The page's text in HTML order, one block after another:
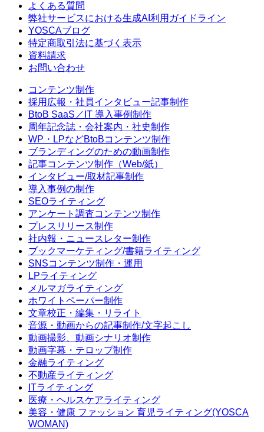
よくある質問
弊社サービスにおける生成AI利用ガイドライン
YOSCAブログ
特定商取引法に基づく表示
資料請求
お問い合わせ
コンテンツ制作
採用広報・社員インタビュー記事制作
BtoB SaaS／IT 導入事例制作
周年記念誌・会社案内・社史制作
WP・LPなどBtoBコンテンツ制作
ブランディングのための動画制作
記事コンテンツ制作（Web/紙）
インタビュー/取材記事制作
導入事例の制作
SEOライティング
アンケート調査コンテンツ制作
プレスリリース制作
社内報・ニュースレター制作
ブックマーケティング/書籍ライティング
SNSコンテンツ制作・運用
LPライティング
メルマガライティング
ホワイトペーパー制作
文章校正・編集・リライト
音源・動画からの記事制作/文字起こし
動画撮影、動画シナリオ制作
動画字幕・テロップ制作
金融ライティング
不動産ライティング
ITライティング
医療・ヘルスケアライティング
美容・健康 ファッション 育児ライティング(YOSCA
WOMAN)